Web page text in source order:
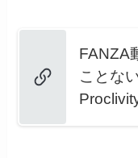
FANZA
ことな